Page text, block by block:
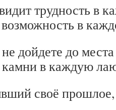
труд­нос­ть в
в
дой­де­те до
кам­ни в каж­дую
своё прошлое,